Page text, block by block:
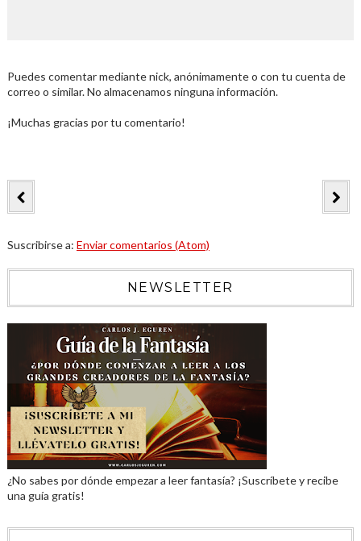
Puedes comentar mediante nick, anónimamente o con tu cuenta de
correo o similar. No almacenamos ninguna información.
¡Muchas gracias por tu comentario!
Suscribirse a: Enviar comentarios (Atom)
NEWSLETTER
¿No sabes por dónde empezar a leer fantasía? ¡Suscríbete y recibe
una guía gratis!